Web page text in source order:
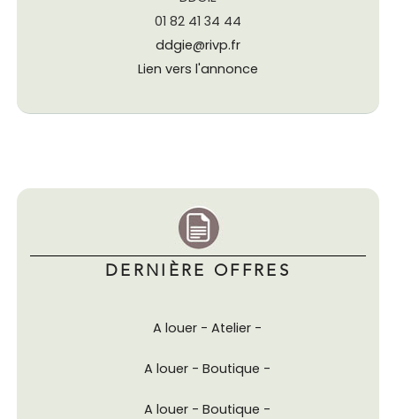
01 82 41 34 44
ddgie@rivp.fr
Lien vers l'annonce
DERNIÈRE OFFRES
A louer - Atelier -
A louer - Boutique -
A louer - Boutique -